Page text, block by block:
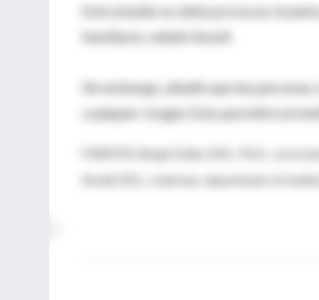
Este estudio no debe provocar el
familiares, señaló Ansell.
Sin embargo, añadió que las
cualquier cirugía. Esto permitirá al
FUENTES: Bengt Zoller, M.D., Ph.D.,
Ansell, M.D., chairman, department of